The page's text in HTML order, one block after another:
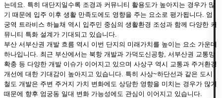
는데요. 특히 대단지일수록 조경과 커뮤니티 활용도가 높아지는 경우가 많
기 때문에 입주 이후 생활 만족도에도 영향을 주는 요소로 평가됩니다. 엄
궁역 트라비스 하늘채 역시 입주민 중심의 생활환경 조성과 함께 다양한 커
뮤니티 특화 설계가 기대되고 있습니다.
부산 서부산권 개발 흐름 역시 이번 단지의 미래가치를 높이는 요소 가운데
하나입니다. 최근 부산에서는 북항 개발과 가덕도신공항, 서부산권 교통망
확충 등 다양한 개발 이슈가 이어지고 있으며 사상구 역시 교통과 주거환경
개선에 대한 기대감이 높아지고 있습니다. 특히 사상~하단선과 같은 도시
철도 개발은 주변 주거지 가치 변화에도 상당한 영향을 미치는 경우가 많기
때문에 향후 엄궁동 일대 변화 가능성에도 관심이 이어지고 있습니다.